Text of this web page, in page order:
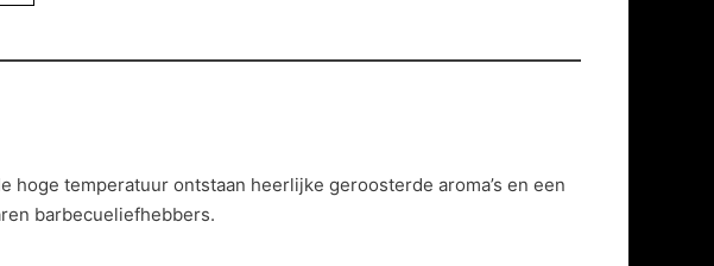
temperatuur ontstaan heerlijke geroosterde aroma’s en een
barbecueliefhebbers.